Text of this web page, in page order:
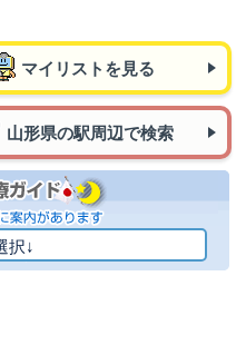
マイリストを見る
山形県の駅周辺で検索